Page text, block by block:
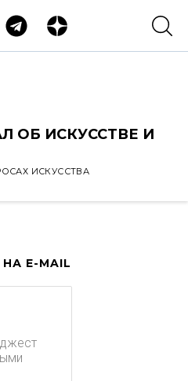
ОБ ИСКУССТВЕ И
ИСКУССТВА
E-MAIL